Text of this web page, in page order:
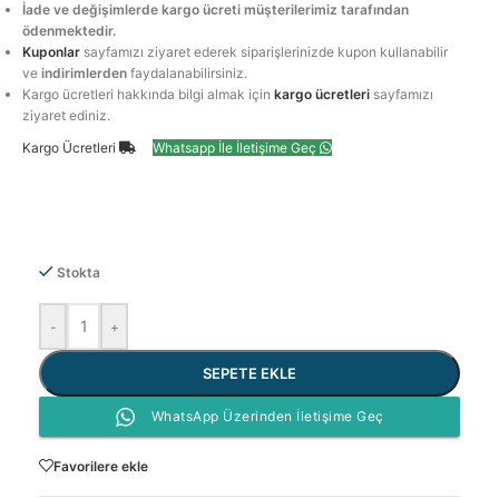
İade ve değişimlerde kargo ücreti müşterilerimiz tarafından
ödenmektedir.
Kuponlar sayfamızı ziyaret ederek siparişlerinizde kupon kullanabilir
veindirimlerden faydalanabilirsiniz.
Kargo ücretleri hakkında bilgi almak içinkargo ücretleri sayfamızı
ziyaret ediniz.
Kargo Ücretleri
Whatsapp İle İletişime Geç
Stokta
- +
SEPETE EKLE
WhatsApp Üzerinden İletişime Geç
Favorilere ekle